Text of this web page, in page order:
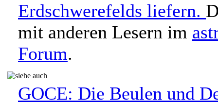
Erdschwerefelds liefern.
mit anderen Lesern im
Forum.
GOCE: Die Beulen und